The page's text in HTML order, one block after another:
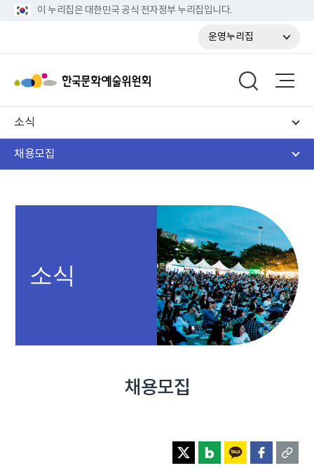
이 누리집은 대한민국 공식 전자정부 누리집입니다.
운영누리집
소식
채용모집
소식
채용모집